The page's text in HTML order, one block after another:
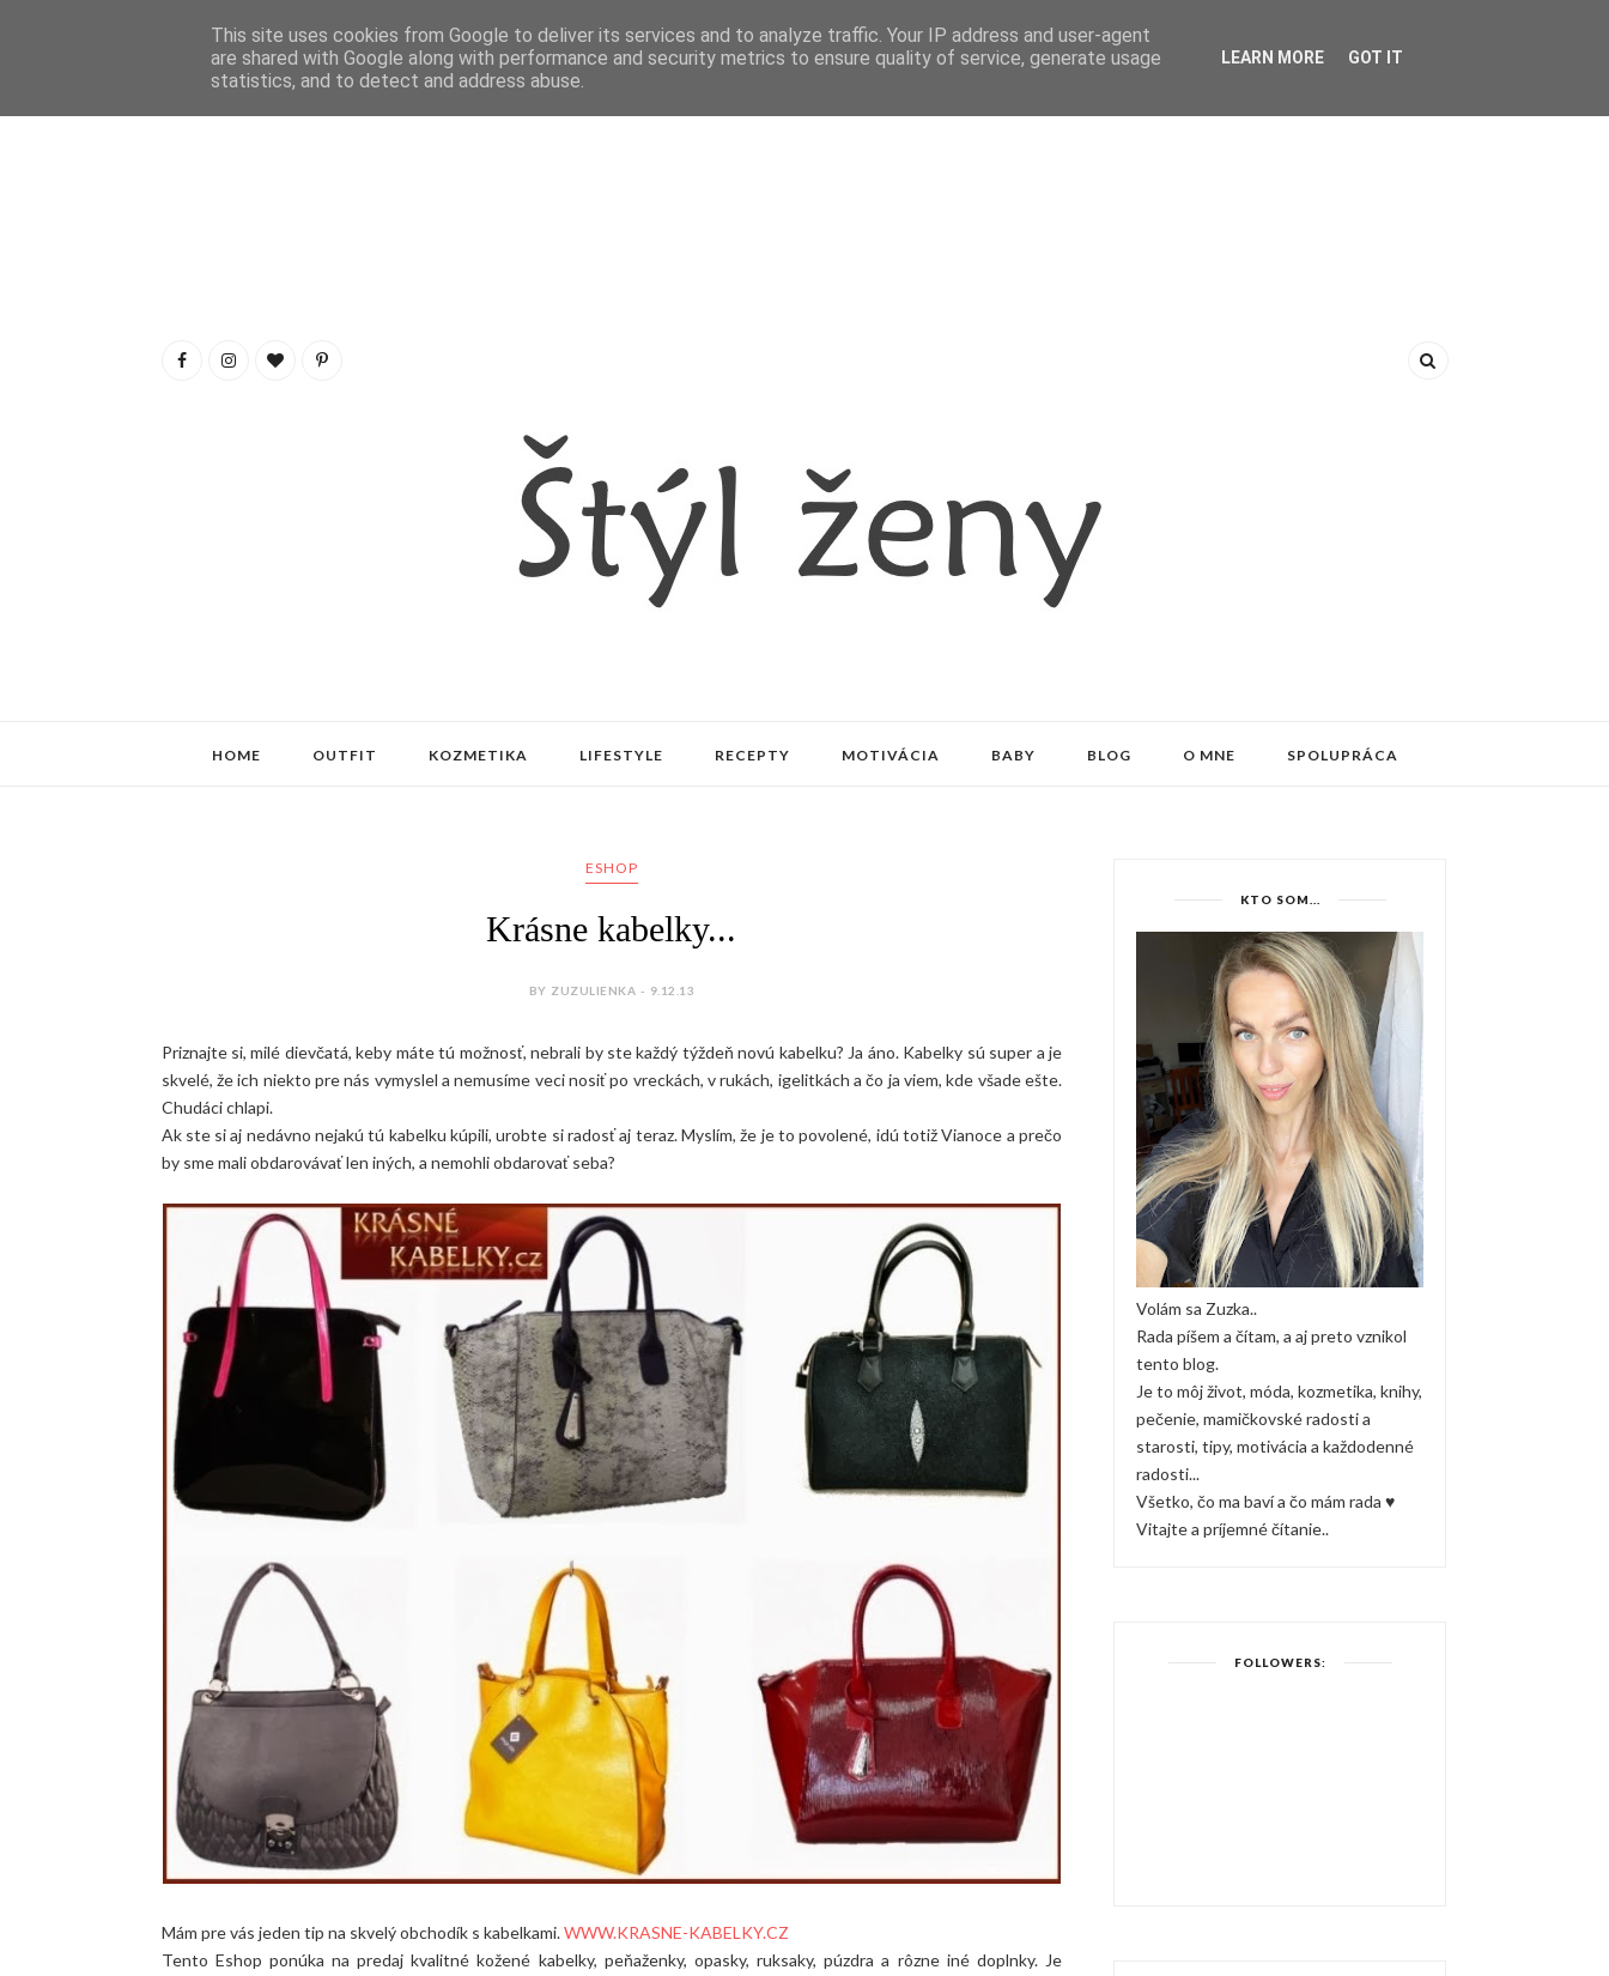
HOME OUTFIT KOZMETIKA LIFESTYLE RECEPTY MOTIVÁCIA BABY BLOG O MNE SPOLUPRÁCA
ESHOP
Krásne kabelky...
BY ZUZULIENKA - 9.12.13
Priznajte si, milé dievčatá, keby máte tú možnosť, nebrali by ste každý týždeň novú kabelku? Ja áno. Kabelky sú super a je
skvelé, že ich niekto pre nás vymyslel a nemusíme veci nosiť po vreckách, v rukách, igelitkách a čo ja viem, kde všade ešte.
Chudáci chlapi.
Ak ste si aj nedávno nejakú tú kabelku kúpili, urobte si radosť aj teraz. Myslím, že je to povolené, idú totiž Vianoce a prečo
by sme mali obdarovávať len iných, a nemohli obdarovať seba?
Mám pre vás jeden tip na skvelý obchodík s kabelkami.WWW.KRASNE-KABELKY.CZ
Tento Eshop ponúka na predaj kvalitné kožené kabelky, peňaženky, opasky, ruksaky, púzdra a rôzne iné doplnky. Je
KTO SOM...
Volám sa Zuzka..
Rada píšem a čítam, a aj preto vznikol
tento blog.
Je to môj život, móda, kozmetika, knihy,
pečenie, mamičkovské radosti a
starosti, tipy, motivácia a každodenné
radosti...
Všetko, čo ma baví a čo mám rada ♥
Vitajte a príjemné čítanie..
FOLLOWERS:
This site uses cookies from Google to deliver its services and to analyze traffic. Your IP address and user-agent
are shared with Google along with performance and security metrics to ensure quality of service, generate usage
statistics, and to detect and address abuse.
LEARN MORE GOT IT